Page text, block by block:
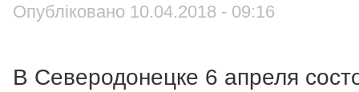
Опубліковано 10.04.2018 - 09:16
В Северодонецке 6 апреля